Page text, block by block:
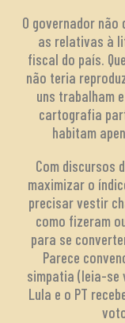
O governador
as relativas à
fiscal do país.
não teria
uns trabalham
cartografia
habitam
Com discursos
maximizar o
precisar vestir
como fizeram
para se
Parece
simpatia (leia-se
Lula e o PT